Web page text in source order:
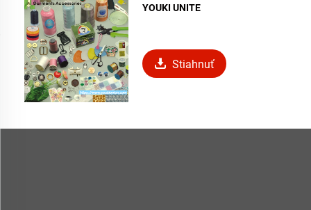
YOUKI UNITE
Stiahnuť